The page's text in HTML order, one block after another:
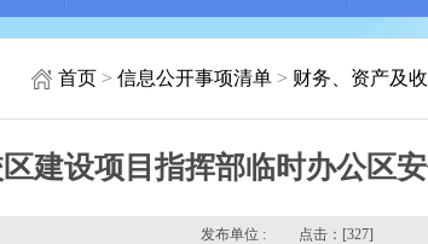
首页> 信息公开事项清单> 财务、资产及
建设项目指挥部临时办公区
发布单位 : 点击：[327]